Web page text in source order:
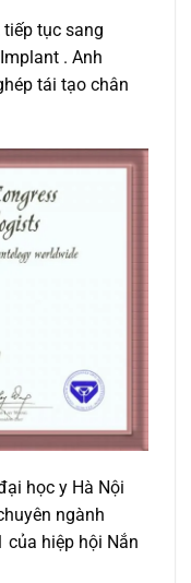
tục sang
. Anh
tái tạo chân
học y Hà Nội
ngành
của hiệp hội Nắn